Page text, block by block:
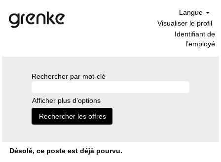
Langue
Visualiser le profil
Identifiant de
l’employé
Rechercher par mot-clé
Afficher plus d’options
Désolé, ce poste est déjà pourvu.